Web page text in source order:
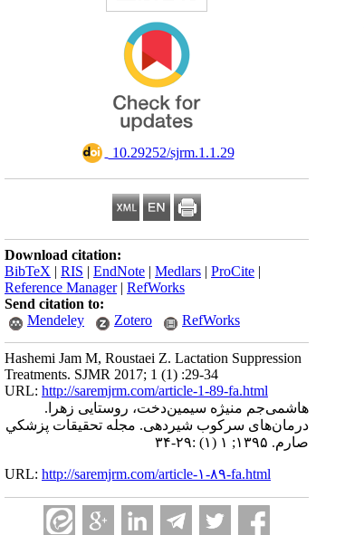
‎ 10.29252/sjrm.1.1.29
Download citation:
BibTeX | RIS | EndNote | Medlars | ProCite |
Reference Manager| RefWorks
Send citation to:
Mendeley
Zotero RefWorks
Hashemi Jam M, Roustaei Z. Lactation Suppression
Treatments. SJMR 2017; 1 (1) :29-34
URL: http://saremjrm.com/article-1-89-fa.html
هاشمی‌جم منیژه سیمین‌دخت، روستایی زهرا.
درمان‌های سرکوب شیردهی. مجله تحقيقات پزشكي
صارم. ۱۳۹۵; ۱ (۱) :۲۹-۳۴
URL: http://saremjrm.com/article-۱-۸۹-fa.html